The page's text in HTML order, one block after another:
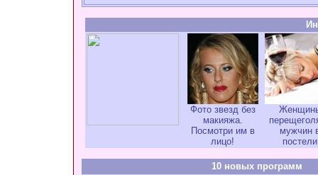
Фото звезд без
макияжа.
Посмотри им в
лицо!
мужчин
постели
10 новых программ